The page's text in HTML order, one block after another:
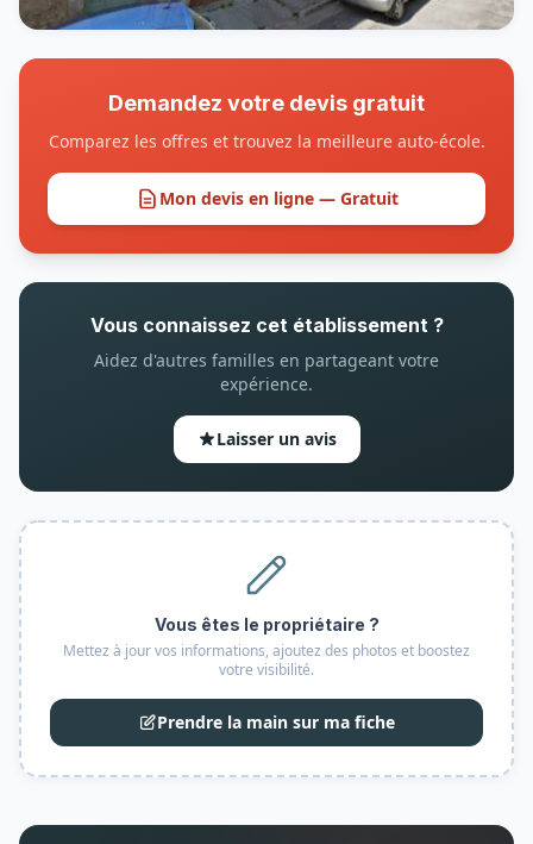
Demandez votre devis gratuit
Comparez les offres et trouvez la meilleure auto-école.
Mon devis en ligne — Gratuit
Vous connaissez cet établissement ?
Aidez d'autres familles en partageant votre
expérience.
Laisser un avis
Vous êtes le propriétaire ?
Mettez à jour vos informations, ajoutez des photos et boostez
votre visibilité.
Prendre la main sur ma fiche